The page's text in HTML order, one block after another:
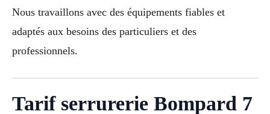
Nous travaillons avec des équipements fiables et
adaptés aux besoins des particuliers et des
professionnels.
Tarif serrurerie Bompard 7